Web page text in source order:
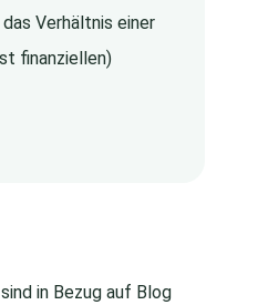
Verhältnis einer
finanziellen)
sind in Bezug auf Blog